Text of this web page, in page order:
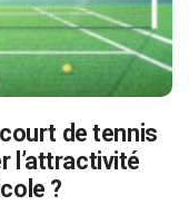
de tennis
l’attractivité
?